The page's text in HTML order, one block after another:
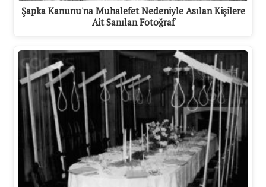
Şapka Kanunu'na Muhalefet Nedeniyle Asılan Kişilere
Ait Sanılan Fotoğraf